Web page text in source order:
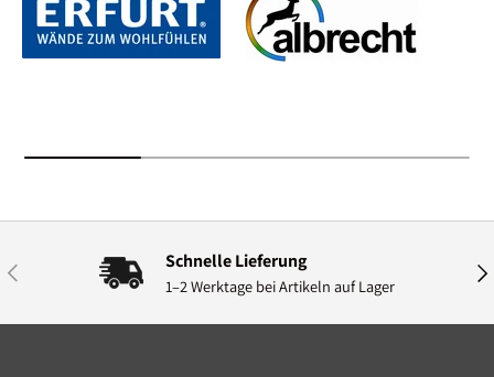
Vorherige Schnelle Lieferung
1–2 Werktage bei Artikeln auf Lager